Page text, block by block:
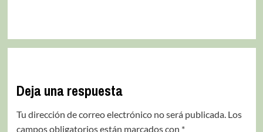
Deja una respuesta
Tu dirección de correo electrónico no será publicada. Los
campos obligatorios están marcados con *